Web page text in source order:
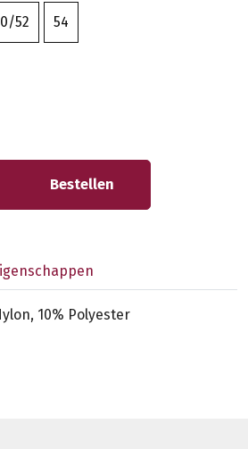
52 54
Bestellen
10% Polyester